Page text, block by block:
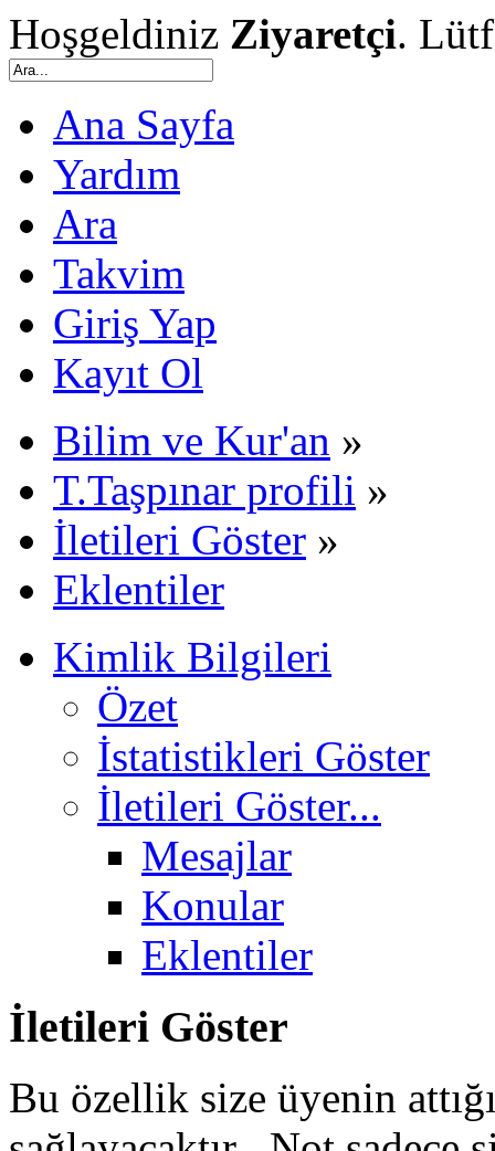
Hoşgeldiniz Ziyaretçi.
Ana Sayfa
Yardım
Ara
Takvim
Giriş Yap
Kayıt Ol
Bilim ve Kur'an »
T.Taşpınar profili »
İletileri Göster »
Eklentiler
Kimlik Bilgileri
Özet
İstatistikleri Göster
İletileri Göster...
Mesajlar
Konular
Eklentiler
İletileri Göster
Bu özellik size üyenin